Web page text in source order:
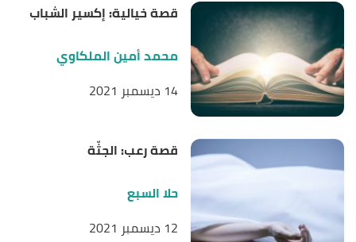
قصة خيالية: إكسير الشباب
محمد أمين الملكاوي
14 ديسمبر 2021
قصة رعب: الجثّة
حلا السبع
12 ديسمبر 2021